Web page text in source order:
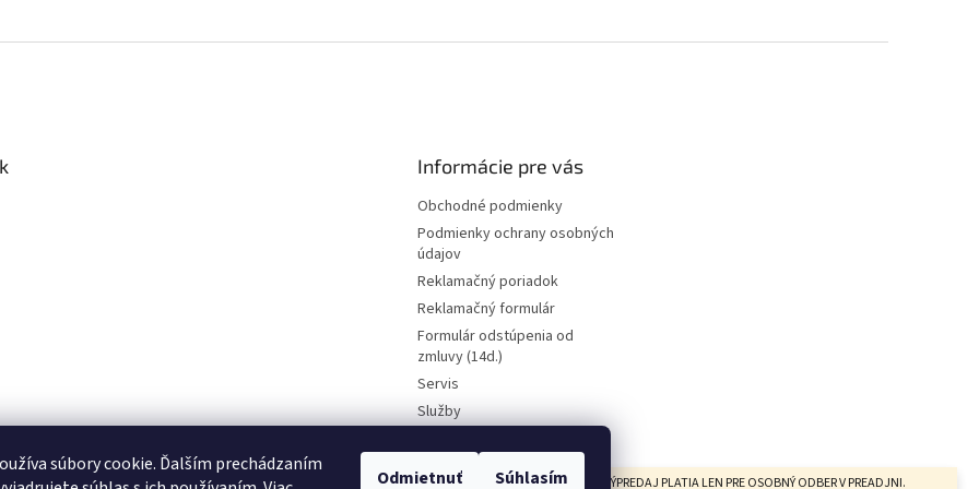
súbory cookie. Ďalším prechádzaním
Odmietnuť Súhlasím
CENY BICYKLOV V KATEGÓRII VÝPREDAJ PLATIA LEN PRE OSOBNÝ ODBER V PREADJNI.
Informácie pre vás
Obchodné podmienky
Podmienky ochrany osobných
údajov
Reklamačný poriadok
Reklamačný formulár
Formulár odstúpenia od
zmluvy (14d.)
Servis
Služby
Kamenná predajňa